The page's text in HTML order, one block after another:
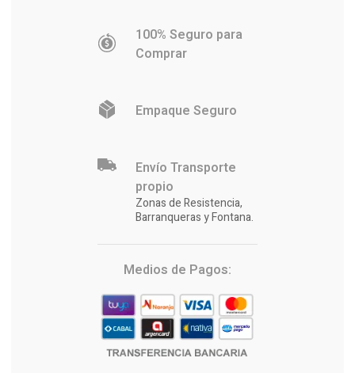
100% Seguro para
Comprar
Empaque Seguro
Envío Transporte
propio
Zonas de Resistencia,
Barranqueras y Fontana.
Medios de Pagos: